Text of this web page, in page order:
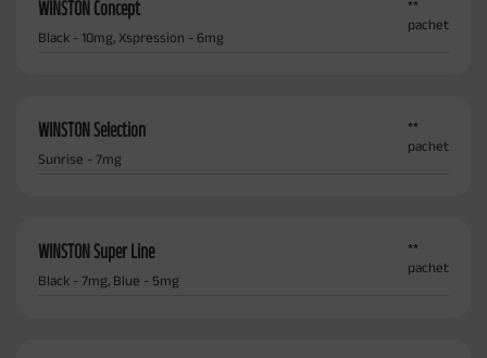
WINSTON Concept
Black - 10mg, Xspression - 6mg
**
pachet
WINSTON Selection
Sunrise - 7mg
**
pachet
WINSTON Super Line
Black - 7mg, Blue - 5mg
**
pachet